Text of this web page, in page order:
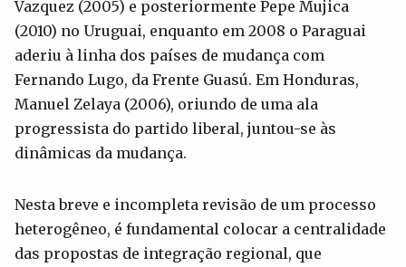
Vazquez (2005) e posteriormente Pepe Mujica
(2010) no Uruguai, enquanto em 2008 o Paraguai
aderiu à linha dos países de mudança com
Fernando Lugo, da Frente Guasú. Em Honduras,
Manuel Zelaya (2006), oriundo de uma ala
progressista do partido liberal, juntou-se às
dinâmicas da mudança.
Nesta breve e incompleta revisão de um processo
heterogêneo, é fundamental colocar a centralidade
das propostas de integração regional, que